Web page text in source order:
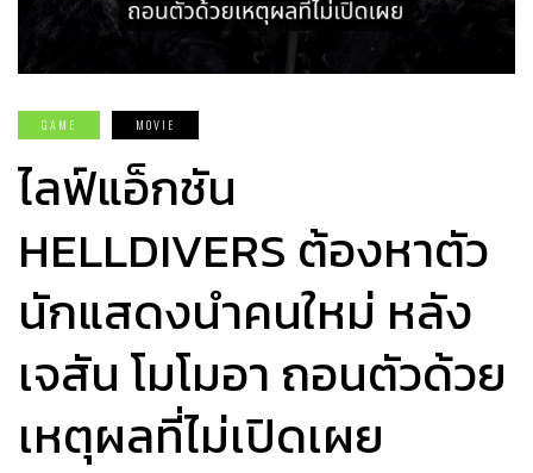
GAME MOVIE
ไลฟ์แอ็กชัน
HELLDIVERS ต้องหาตัว
นักแสดงนำคนใหม่ หลัง
เจสัน โมโมอา ถอนตัวด้วย
เหตุผลที่ไม่เปิดเผย